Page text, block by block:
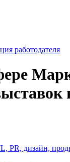
работодателя
PR, дизайн,